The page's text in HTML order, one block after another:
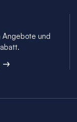
Angebote und